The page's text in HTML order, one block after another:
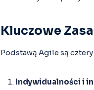
Kluczowe
Podstawą Agile są
Indywidualności i